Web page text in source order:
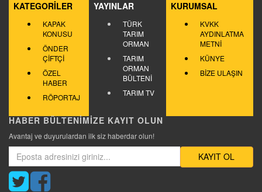
KATEGORİLER
KAPAK
KONUSU
ÖNDER
ÇİFTÇİ
ÖZEL
HABER
RÖPORTAJ
YAYINLAR
TÜRK
TARIM
ORMAN
TARIM
ORMAN
BÜLTENİ
TARIM TV
KURUMSAL
KVKK
AYDINLATMA
METNİ
KÜNYE
BİZE ULAŞIN
HABER BÜLTENİMİZE KAYIT OLUN
Avantaj ve duyurulardan ilk siz haberdar olun!
KAYIT OL